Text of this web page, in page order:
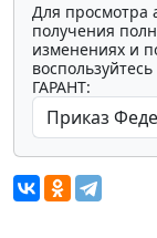
Для просмотра
получения
изменениях и
ГАРАНТ: